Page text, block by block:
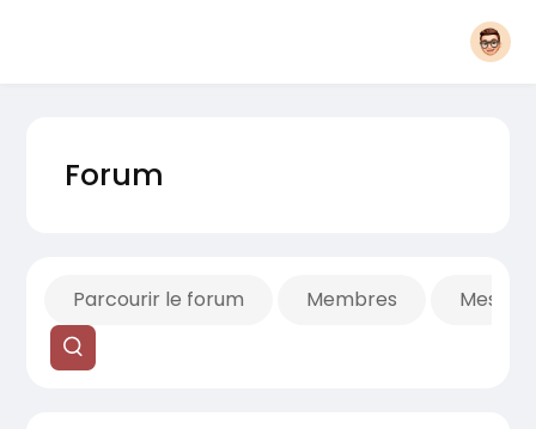
Forum
Parcourir le forum Membres Mes fils